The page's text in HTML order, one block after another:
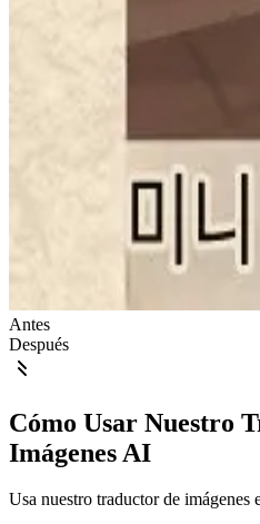
Antes
Después
Cómo Usar Nuestro
Imágenes AI
Usa nuestro traductor de imágenes